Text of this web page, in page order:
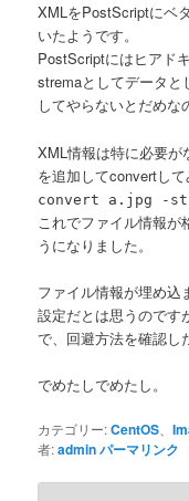
XMLをPostScriptにベ
いたようです。
PostScriptにはヒアド
stremaとしてデータと
してやらないとだめな
XML情報は特に必要が
を追加してconvertして
convert a.jpg -
これでファイル情報が
うになりました。
ファイル情報が埋め込
設定だとは思うのです
で、回避方法を確認し
でめたしでめたし。
カテゴリー:CentOS 、
者:adminパーマリンク